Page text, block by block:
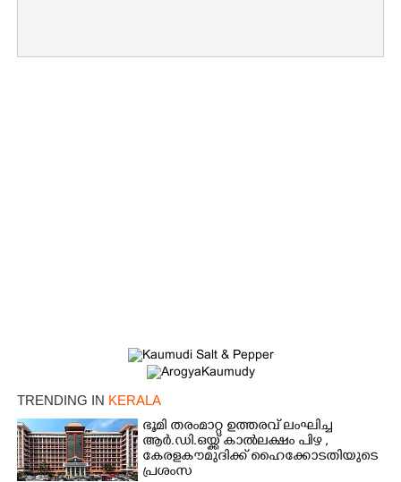
TRENDING IN KERALA
ഭൂമി തരംമാറ്റ ഉത്തരവ് ലംഘിച്ച
ആർ.ഡി.ഒയ്ക്ക് കാൽലക്ഷം പിഴ ,​
കേരളകൗമുദിക്ക് ഹൈക്കോടതിയുടെ
പ്രശംസ